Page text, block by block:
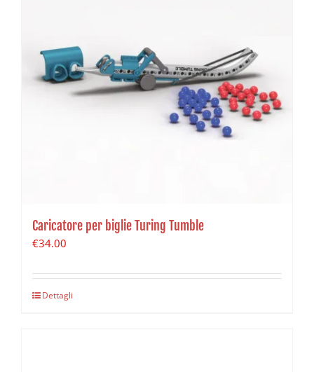
Caricatore per biglie Turing Tumble
€34.00
Dettagli